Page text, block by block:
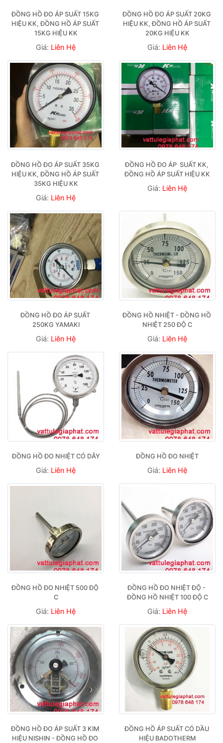
ĐỒNG HỒ ĐO ÁP SUẤT 15KG
HIỆU KK, ĐỒNG HỒ ÁP SUẤT
15KG HIỆU KK
Giá: Liên Hệ
ĐỒNG HỒ ĐO ÁP SUẤT 20KG
HIỆU KK, ĐỒNG HỒ ÁP SUẤT
20KG HIỆU KK
Giá: Liên Hệ
ĐỒNG HỒ ĐO ÁP SUẤT 35KG
HIỆU KK, ĐỒNG HỒ ÁP SUẤT
35KG HIỆU KK
Giá: Liên Hệ
ĐỒNG HỒ ĐO ÁP  SUẤT KK,
ĐỒNG HỒ ÁP SUẤT HIỆU KK
Giá: Liên Hệ
ĐỒNG HỒ ĐO ÁP SUẤT
250KG YAMAKI
Giá: Liên Hệ
ĐỒNG HỒ NHIỆT - ĐỒNG HỒ
NHIỆT 250 ĐỘ C
Giá: Liên Hệ
ĐỒNG HỒ ĐO NHIỆT CÓ DÂY
Giá: Liên Hệ
ĐỒNG HỒ ĐO NHIỆT
Giá: Liên Hệ
ĐỒNG HỒ ĐO NHIỆT 500 ĐỘ
C
Giá: Liên Hệ
ĐỒNG HỒ ĐO NHIỆT ĐỘ -
ĐỒNG HỒ NHIỆT 100 ĐỘ C
Giá: Liên Hệ
ĐỒNG HỒ ĐO ÁP SUẤT 3 KIM
HIỆU NISHIN - ĐỒNG HỒ ĐO
ĐỒNG HỒ ÁP SUẤT CÓ DẦU
HIỆU BADOTHERM